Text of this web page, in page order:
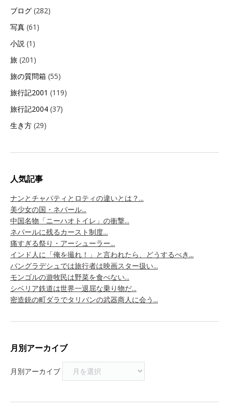
ブログ (282)
写真 (61)
小説 (1)
旅 (201)
旅の質問箱 (55)
旅行記2001 (119)
旅行記2004 (37)
生き方 (29)
人気記事
ナンとチャパティとロティの違いとは？...
美少女の国・ネパール...
中国名物「ニーハオトイレ」の衝撃...
ネパールに残るカースト制度...
痛すぎる祭り・アーシューラー...
インド人に「俺を撮れ！」と言われたら、どうするべき...
バングラデシュでは旅行者は映画スター扱い...
モンゴルの遊牧民は野菜を食べない...
シベリア鉄道は世界一退屈な乗り物だ...
密造銃の町ダラでタリバンの武器商人に会う...
月別アーカイブ
月別アーカイブ